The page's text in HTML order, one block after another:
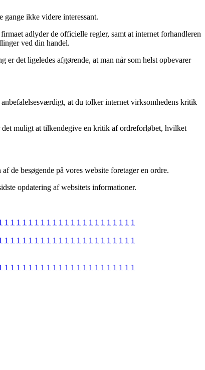
gange ikke videre interessant.
adlyder de officielle regler, samt at internet forhandleren
ved din handel.
det ligeledes afgørende, at man når som helst opbevarer
at du tolker internet virksomhedens kritik
muligt at tilkendegive en kritik af ordreforløbet, hvilket
de besøgende på vores website foretager en ordre.
opdatering af websitets informationer.
1 1 1 1 1 1 1 1 1 1 1 1 1 1 1 1 1 1 1 1 1 1
1 1 1 1 1 1 1 1 1 1 1 1 1 1 1 1 1 1 1 1 1 1
1 1 1 1 1 1 1 1 1 1 1 1 1 1 1 1 1 1 1 1 1 1